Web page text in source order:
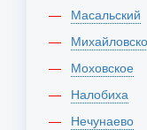
Масальский
Моховское
Налобиха
Нечунаево